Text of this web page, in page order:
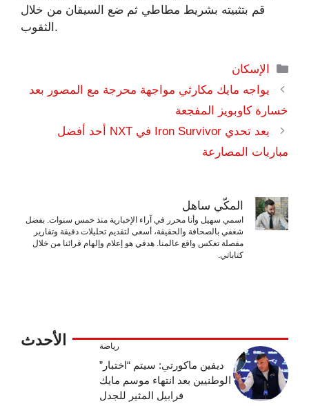
قم بتثبيته بشريط مطاطي ثم ضع السيقان من خلال
الثقوب.
التصنيفات
الإسكان
يواجه مايك مكارثي مواجهة محرجة مع المصور بعد
خسارة كاوبويز المفجعة
يعد تحدي Iron Survivor في NXT أحد أفضل
مباريات المصارعة
المكّي ساهل
اسمي سهيل وأنا محرر في آراء الإخبارية منذ خمس سنوات. بفضل
شغفي بالصحافة والحقيقة، أسعى لتقديم تحليلات دقيقة وتقارير
مفصلة تعكس واقع عالمنا. هدفي هو إعلام وإلهام قرائنا من خلال
كتاباتي.
الأحدث رياضة
ديفين ماكورتي: سيتم “اختبار”
الوطنيين بعد انتهاء موسم مايك
فرابيل المثير للجدل